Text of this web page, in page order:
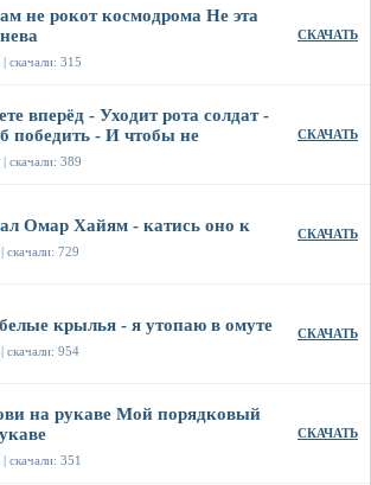
не рокот космодрома Не эта
скачали: 315
СКАЧАТЬ
вперёд - Уходит рота солдат -
победить - И чтобы не
скачали: 389
СКАЧАТЬ
Омар Хайям - катись оно к
скачали: 729
СКАЧАТЬ
крылья - я утопаю в омуте
скачали: 954
СКАЧАТЬ
на рукаве Мой порядковый
скачали: 351
СКАЧАТЬ